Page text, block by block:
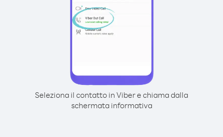
Seleziona il contatto in Viber e chiama dalla
schermata informativa